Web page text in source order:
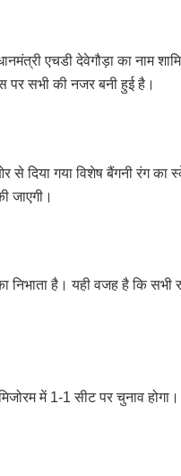
एचडी देवेगौड़ा का नाम
पर सभी की नजर बनी हुई है।
दिया गया विशेष बैंगनी रंग का
जाएगी।
है। यही वजह है कि सभी
में 1-1 सीट पर चुनाव होगा।